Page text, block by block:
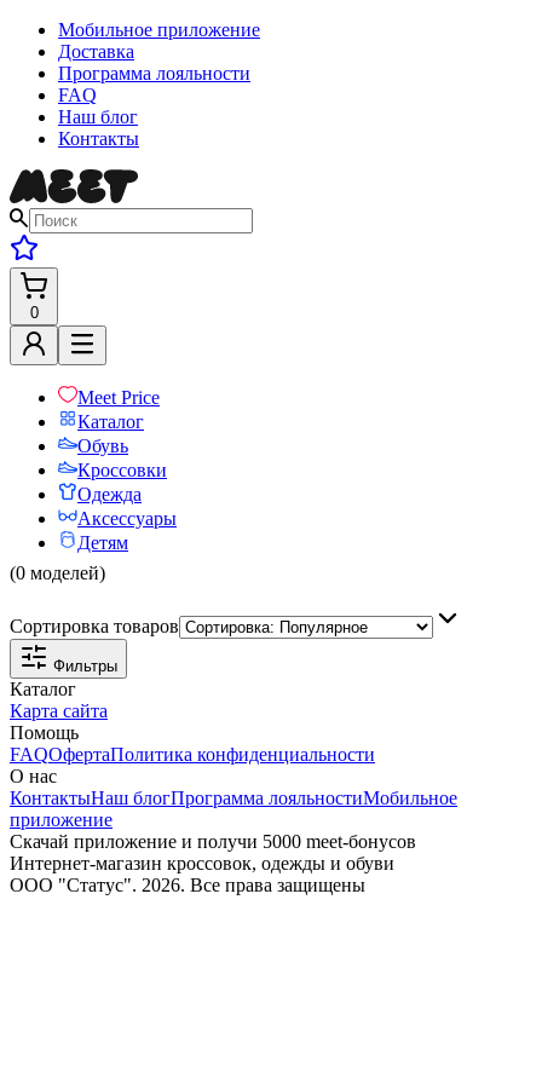
Мобильное приложение
Доставка
Программа лояльности
FAQ
Наш блог
Контакты
0
Meet Price
Каталог
Обувь
Кроссовки
Одежда
Аксессуары
Детям
(0 моделей)
Сортировка товаров
Фильтры
Каталог
Карта сайта
Помощь
FAQОфертаПолитика конфиденциальности
О нас
КонтактыНаш блогПрограмма лояльностиМобильное
приложение
Скачай приложение и получи 5000 meet-бонусов
Интернет-магазин кроссовок, одежды и обуви
ООО "Статус". 2026. Все права защищены